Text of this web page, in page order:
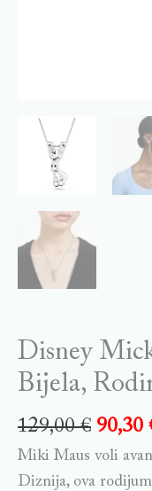
Disney
Bijela,
129,00€ 90,30
Miki Maus voli
Diznija, ova